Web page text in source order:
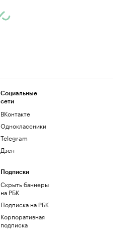
Социальные
сети
ВКонтакте
Одноклассники
Telegram
Дзен
Подписки
Скрыть баннеры
на РБК
Подписка на РБК
Корпоративная
подписка